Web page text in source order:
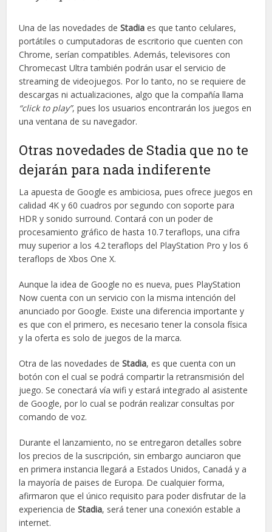
Una de las novedades deStadia es que tanto celulares,
portátiles o cumputadoras de escritorio que cuenten con
Chrome, serían compatibles. Además, televisores con
Chromecast Ultra también podrán usar el servicio de
streaming de videojuegos. Por lo tanto, no se requiere de
descargas ni actualizaciones, algo que la compañía llama
“click to play”, pues los usuarios encontrarán los juegos en
una ventana de su navegador.
Otras novedades de Stadia que no te
dejarán para nada indiferente
La apuesta de Google es ambiciosa, pues ofrece juegos en
calidad 4K y 60 cuadros por segundo con soporte para
HDR y sonido surround. Contará con un poder de
procesamiento gráfico de hasta 10.7 teraflops, una cifra
muy superior a los 4.2 teraflops del PlayStation Pro y los 6
teraflops de Xbos One X.
Aunque la idea de Google no es nueva, pues PlayStation
Now cuenta con un servicio con la misma intención del
anunciado por Google. Existe una diferencia importante y
es que con el primero, es necesario tener la consola física
y la oferta es solo de juegos de la marca.
Otra de las novedades deStadia, es que cuenta con un
botón con el cual se podrá compartir la retransmisión del
juego. Se conectará vía wifi y estará integrado al asistente
de Google, por lo cual se podrán realizar consultas por
comando de voz.
Durante el lanzamiento, no se entregaron detalles sobre
los precios de la suscripción, sin embargo aunciaron que
en primera instancia llegará a Estados Unidos, Canadá y a
la mayoría de paises de Europa. De cualquier forma,
afirmaron que el único requisito para poder disfrutar de la
experiencia deStadia, será tener una conexión estable a
internet.